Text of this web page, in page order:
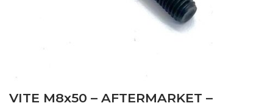
VITE M8x50 – AFTERMARKET –